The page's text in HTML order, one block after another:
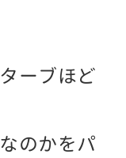
ーブほど
のかをパ